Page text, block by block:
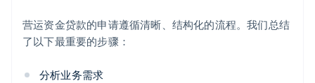
营运资金贷款的申请遵循清晰、结构化的流程。我们总结
了以下最重要的步骤：
分析业务需求